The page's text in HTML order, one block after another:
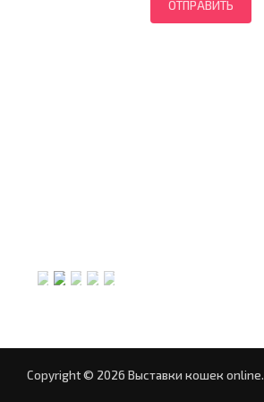
Copyright © 2026 Выставки кошек online.